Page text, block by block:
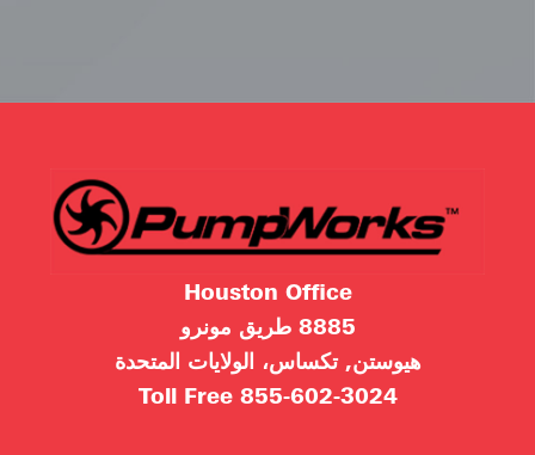
Houston Office
8885 طريق مونرو
هيوستن, تكساس، الولايات المتحدة
855-602-3024
Toll Free